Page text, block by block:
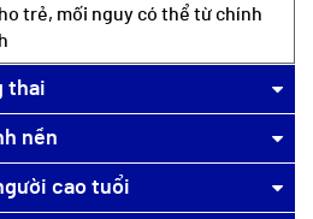
trẻ, mối nguy có thể từ chính
thai
nền
cao tuổi